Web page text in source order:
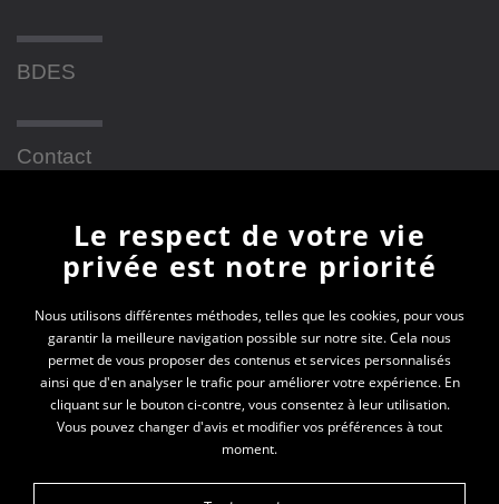
BDES
Contact
Newsletter
En vous inscrivant à la newsletter, vous recevrez
toutes les actualités des PEP 69
Votre e-mail*
Le respect de votre vie
privée est notre priorité
Nous utilisons différentes méthodes, telles que les cookies, pour vous
garantir la meilleure navigation possible sur notre site. Cela nous
permet de vous proposer des contenus et services personnalisés
ainsi que d'en analyser le trafic pour améliorer votre expérience. En
cliquant sur le bouton ci-contre, vous consentez à leur utilisation.
Vous pouvez changer d'avis et modifier vos préférences à tout
moment.